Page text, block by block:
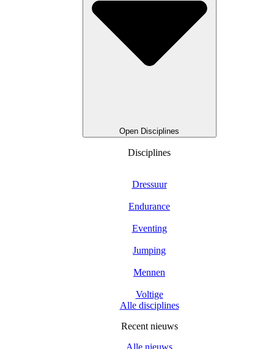
Open Disciplines
Disciplines
Dressuur
Endurance
Eventing
Jumping
Mennen
Voltige
Alle disciplines
Recent nieuws
Alle nieuws